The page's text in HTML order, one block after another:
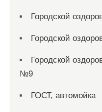
Городской
Городской
Городской
№9
ГОСТ, автомойка